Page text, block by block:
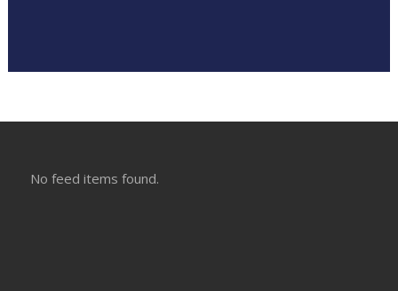
No feed items found.